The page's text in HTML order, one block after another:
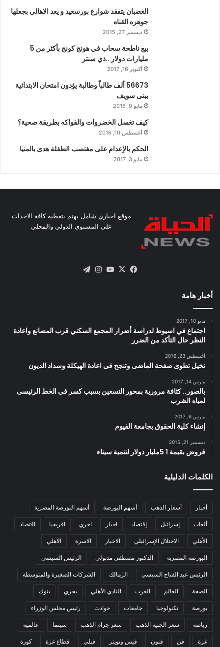
الغضبان يتفقد شوارع بورسعيد و يعد الاهالي بجعلها
جوهره القناه
ديسمبر 27, 2015
بيع ناطحة سحاب في هونج كونج بأكثر من 5
مليارات دولار ..ذي سنتر
أكتوبر 16, 2017
56673 ألف طالباً وطالبة يؤدون امتحان الابتدائية
ببنى سويف
مايو 9, 2016
كيف تغسل الخضروات والفواكه بطريقة صحية؟
أغسطس 10, 2016
الحكم بالإعدام على مغتصب الطفلة هدى بالمنيا
مايو 3, 2017
موقع اخباري شامل يهتم بتغطية كافة الاحداث
على المستوى الدولي والمحلي
فيسبوك
X يوتيوبانستقرام
أخبار هامة
مايو 10, 2017
اجتماع في اسيوط لدراسة أضرار المجمع السكني قرب المصانع واعادة
النظر حال التأكد من الضرر
أغسطس 23, 2016
نخيل تطوى صفحة الماضى وتنجح فى اعادة الهيكلة وسداد الديون
مارس 14, 2017
بالصور.. كثافة مرورية بمحور التسعين بسبب كسر فى الخط الرئيسى
لمياه الشرب
مارس 6, 2017
إنشاء كلية الحقوق بجامعة الفيوم
ديسمبر 21, 2015
قروض بقيمة 1 5مليار دولار لتنمية سيناء
الكلمات الدليلية
أخبار أسعار الذهب أسهم البورصة أسهم البورصة المصرية
ألعاب إسرائيل إقتصاد اخبار اخري افريقيا اقتصاد
الأهلي الاحتلال الإسرائيلي الاخبار الاسرة الاهلي
البورصة المصرية الدكتور مصطفى مدبولى الرئيس السيسي
الرئيس عبد الفتاح السيسي الزمالك الشركات الصغيرة والمتوسطة
الصحة العالم العرب النادي الأهلي بحري بنوك
بورصة تكنولوجيا جامعات حوادث رئيس مجلس الوزراء
رياضة سعر الجنيه الذهب سعر جرام الذهب سينما عالمية
غزة فن فنون فيس وتويتر قبلي قطاع غزة كورة